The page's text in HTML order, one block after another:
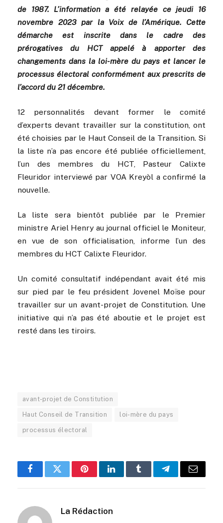
de 1987. L’information a été relayée ce jeudi 16
novembre 2023 par la Voix de l’Amérique. Cette
démarche est inscrite dans le cadre des
prérogatives du HCT appelé à apporter des
changements dans la loi-mère du pays et lancer le
processus électoral conformément aux prescrits de
l’accord du 21 décembre.
12 personnalités devant former le comité
d’experts devant travailler sur la constitution, ont
été choisies par le Haut Conseil de la Transition. Si
la liste n’a pas encore été publiée officiellement,
l’un des membres du HCT, Pasteur Calixte
Fleuridor interviewé par VOA Kreyòl a confirmé la
nouvelle.
La liste sera bientôt publiée par le Premier
ministre Ariel Henry au journal officiel le Moniteur,
en vue de son officialisation, informe l’un des
membres du HCT Calixte Fleuridor.
Un comité consultatif indépendant avait été mis
sur pied par le feu président Jovenel Moïse pour
travailler sur un avant-projet de Constitution. Une
initiative qui n’a pas été aboutie et le projet est
resté dans les tiroirs.
avant-projet de Constitution
Haut Conseil de Transition loi-mère du pays
processus électoral
FacebookTwitterPinterestLinkedInTumblrTelegramEmail
La Rédaction